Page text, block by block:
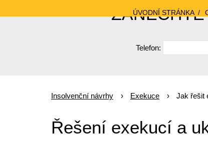
ÚVODNÍ STRÁNKA
Telefon:
Insolvenční návrhy Exekuce Jak řešit
Řešení exekucí a